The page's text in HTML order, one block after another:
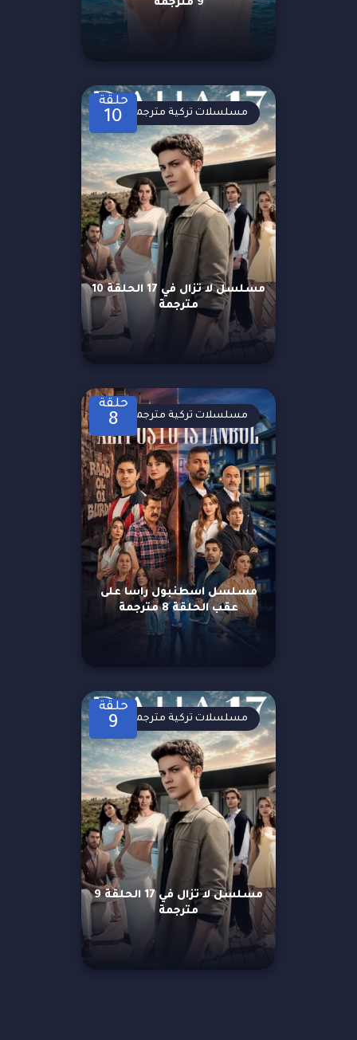
9 مترجمة
حلقة
10
مسلسل لا تزال في 17 الحلقة 10
مترجمة
مسلسلات تركية مترجمة
حلقة
8
مسلسل اسطنبول راسا على
عقب الحلقة 8 مترجمة
مسلسلات تركية مترجمة
حلقة
9
مسلسل لا تزال في 17 الحلقة 9
مترجمة
مسلسلات تركية مترجمة